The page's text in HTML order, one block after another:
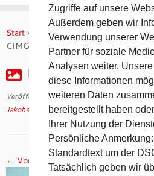
Inhalt
springen
Start » Jakobsweg 2008 – 16. Tag
CIMG2681
CIMG2681
Veröffentlicht am30. April 2018mit den
Jakobsweg 2008 – 16. Tag auf dem Camino
← Vorheriges
Zugriffe auf unsere
Außerdem geben wir
Verwendung unserer
Partner für soziale
Analysen weiter.
diese Informationen
weiteren Daten
bereitgestellt haben
Ihrer Nutzung der
Persönliche
Standardtext um der
Tatsächlich geben wir